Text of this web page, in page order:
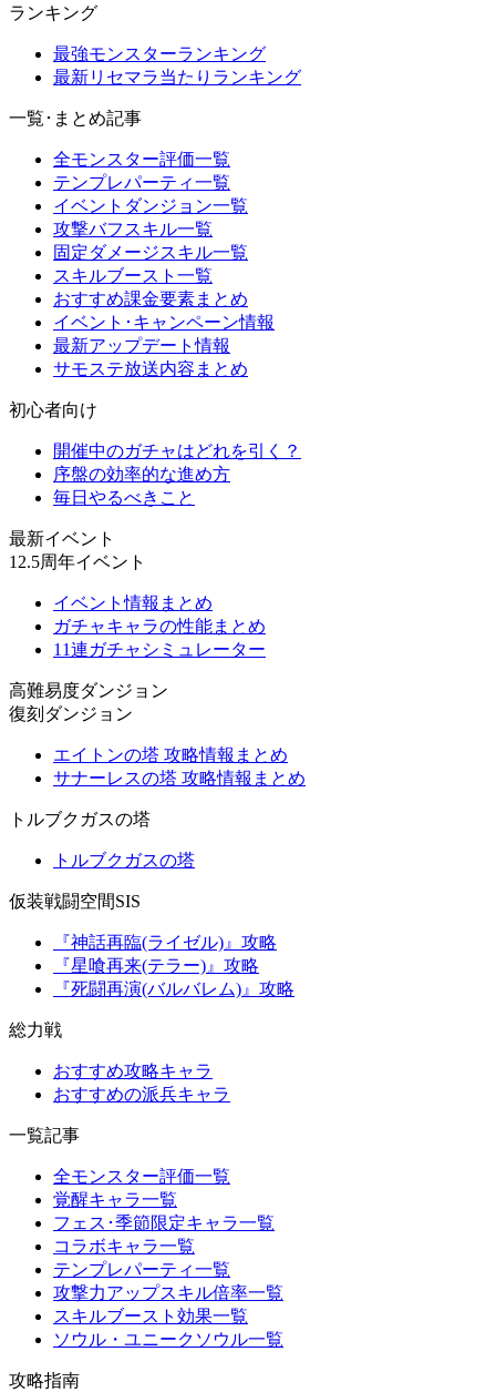
ランキング
最強モンスターランキング
最新リセマラ当たりランキング
一覧･まとめ記事
全モンスター評価一覧
テンプレパーティ一覧
イベントダンジョン一覧
攻撃バフスキル一覧
固定ダメージスキル一覧
スキルブースト一覧
おすすめ課金要素まとめ
イベント･キャンペーン情報
最新アップデート情報
サモステ放送内容まとめ
初心者向け
開催中のガチャはどれを引く？
序盤の効率的な進め方
毎日やるべきこと
最新イベント
12.5周年イベント
イベント情報まとめ
ガチャキャラの性能まとめ
11連ガチャシミュレーター
高難易度ダンジョン
復刻ダンジョン
エイトンの塔 攻略情報まとめ
サナーレスの塔 攻略情報まとめ
トルブクガスの塔
トルブクガスの塔
仮装戦闘空間SIS
『神話再臨(ライゼル)』攻略
『星喰再来(テラー)』攻略
『死闘再演(バルバレム)』攻略
総力戦
おすすめ攻略キャラ
おすすめの派兵キャラ
一覧記事
全モンスター評価一覧
覚醒キャラ一覧
フェス･季節限定キャラ一覧
コラボキャラ一覧
テンプレパーティ一覧
攻撃力アップスキル倍率一覧
スキルブースト効果一覧
ソウル・ユニークソウル一覧
攻略指南